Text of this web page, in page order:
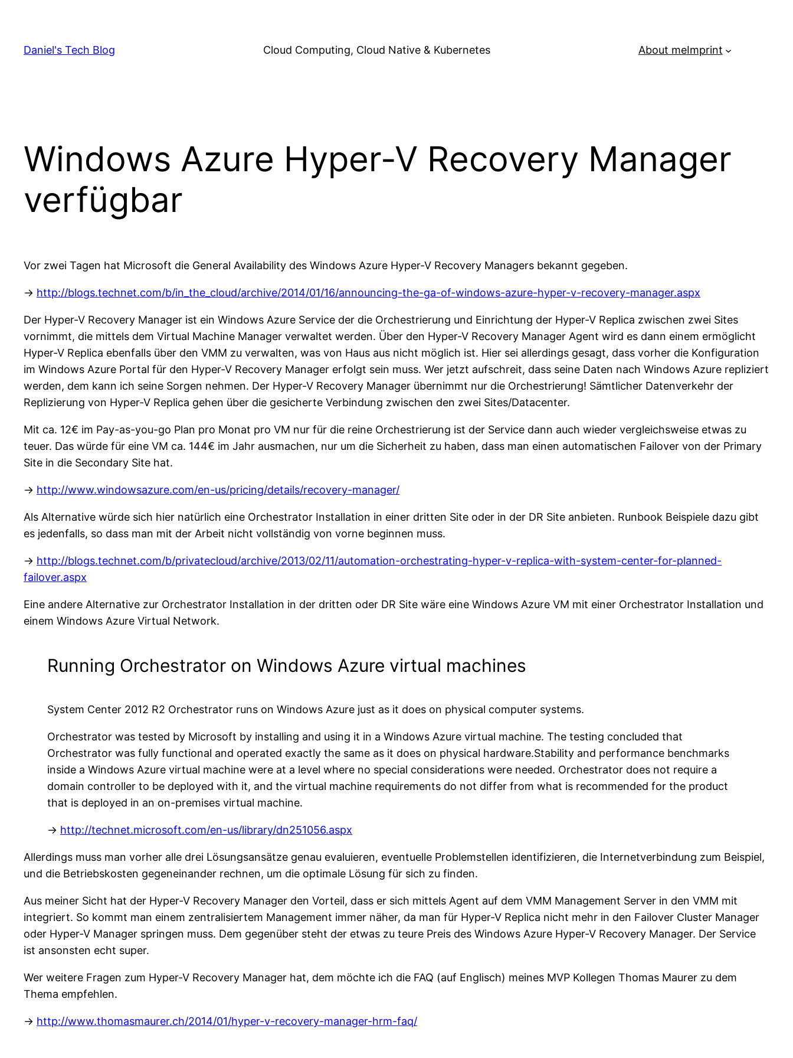
content
Daniel's Tech Blog Cloud Computing, Cloud Native & Kubernetes About meImprint
Windows Azure Hyper-V Recovery Manager
verfügbar
Vor zwei Tagen hat Microsoft die General Availability des Windows Azure Hyper-V Recovery Managers bekannt gegeben.
-> http://blogs.technet.com/b/in_the_cloud/archive/2014/01/16/announcing-the-ga-of-windows-azure-hyper-v-recovery-manager.aspx
Der Hyper-V Recovery Manager ist ein Windows Azure Service der die Orchestrierung und Einrichtung der Hyper-V Replica zwischen zwei Sites
vornimmt, die mittels dem Virtual Machine Manager verwaltet werden. Über den Hyper-V Recovery Manager Agent wird es dann einem ermöglicht
Hyper-V Replica ebenfalls über den VMM zu verwalten, was von Haus aus nicht möglich ist. Hier sei allerdings gesagt, dass vorher die Konfiguration
im Windows Azure Portal für den Hyper-V Recovery Manager erfolgt sein muss. Wer jetzt aufschreit, dass seine Daten nach Windows Azure repliziert
werden, dem kann ich seine Sorgen nehmen. Der Hyper-V Recovery Manager übernimmt nur die Orchestrierung! Sämtlicher Datenverkehr der
Replizierung von Hyper-V Replica gehen über die gesicherte Verbindung zwischen den zwei Sites/Datacenter.
Mit ca. 12€ im Pay-as-you-go Plan pro Monat pro VM nur für die reine Orchestrierung ist der Service dann auch wieder vergleichsweise etwas zu
teuer. Das würde für eine VM ca. 144€ im Jahr ausmachen, nur um die Sicherheit zu haben, dass man einen automatischen Failover von der Primary
Site in die Secondary Site hat.
-> http://www.windowsazure.com/en-us/pricing/details/recovery-manager/
Als Alternative würde sich hier natürlich eine Orchestrator Installation in einer dritten Site oder in der DR Site anbieten. Runbook Beispiele dazu gibt
es jedenfalls, so dass man mit der Arbeit nicht vollständig von vorne beginnen muss.
-> http://blogs.technet.com/b/privatecloud/archive/2013/02/11/automation-orchestrating-hyper-v-replica-with-system-center-for-planned-
failover.aspx
Eine andere Alternative zur Orchestrator Installation in der dritten oder DR Site wäre eine Windows Azure VM mit einer Orchestrator Installation und
einem Windows Azure Virtual Network.
Running Orchestrator on Windows Azure virtual machines
System Center 2012 R2 Orchestrator runs on Windows Azure just as it does on physical computer systems.
Orchestrator was tested by Microsoft by installing and using it in a Windows Azure virtual machine. The testing concluded that
Orchestrator was fully functional and operated exactly the same as it does on physical hardware.Stability and performance benchmarks
inside a Windows Azure virtual machine were at a level where no special considerations were needed. Orchestrator does not require a
domain controller to be deployed with it, and the virtual machine requirements do not differ from what is recommended for the product
that is deployed in an on-premises virtual machine.
-> http://technet.microsoft.com/en-us/library/dn251056.aspx
Allerdings muss man vorher alle drei Lösungsansätze genau evaluieren, eventuelle Problemstellen identifizieren, die Internetverbindung zum Beispiel,
und die Betriebskosten gegeneinander rechnen, um die optimale Lösung für sich zu finden.
Aus meiner Sicht hat der Hyper-V Recovery Manager den Vorteil, dass er sich mittels Agent auf dem VMM Management Server in den VMM mit
integriert. So kommt man einem zentralisiertem Management immer näher, da man für Hyper-V Replica nicht mehr in den Failover Cluster Manager
oder Hyper-V Manager springen muss. Dem gegenüber steht der etwas zu teure Preis des Windows Azure Hyper-V Recovery Manager. Der Service
ist ansonsten echt super.
Wer weitere Fragen zum Hyper-V Recovery Manager hat, dem möchte ich die FAQ (auf Englisch) meines MVP Kollegen Thomas Maurer zu dem
Thema empfehlen.
-> http://www.thomasmaurer.ch/2014/01/hyper-v-recovery-manager-hrm-faq/